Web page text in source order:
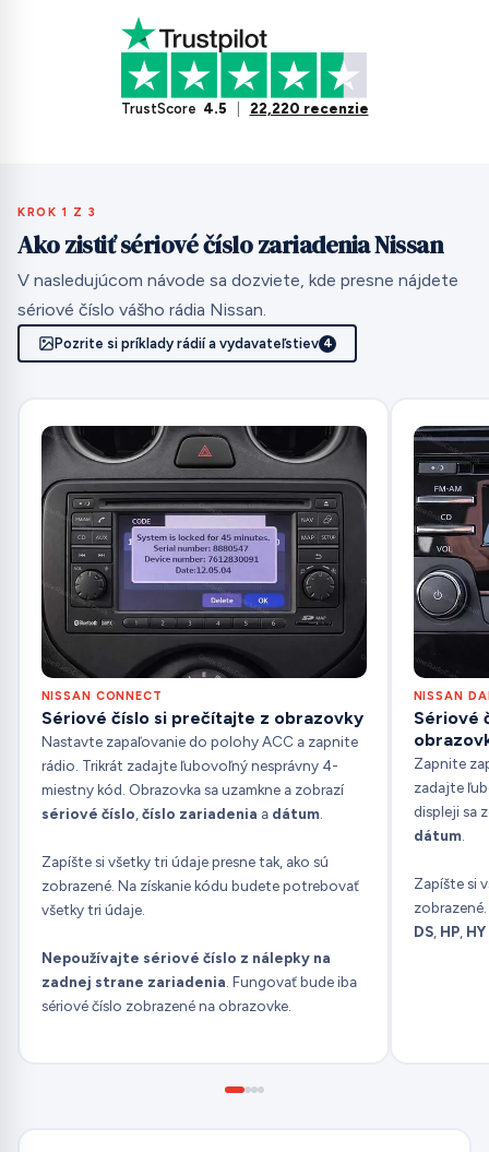
TrustScore 4.5 22,220 recenzie
KROK 1 Z 3
Ako zistiť sériové číslo zariadenia Nissan
V nasledujúcom návode sa dozviete, kde presne nájdete
sériové číslo vášho rádia Nissan.
Pozrite si príklady rádií a vydavateľstiev 4
NISSAN CONNECT
Sériové číslo si prečítajte z obrazovky
Nastavte zapaľovanie do polohy ACC a zapnite
rádio. Trikrát zadajte ľubovoľný nesprávny 4-
miestny kód. Obrazovka sa uzamkne a zobrazí
sériové číslo číslo zariadenia a dátum.
Zapíšte si všetky tri údaje presne tak, ako sú
zobrazené. Na získanie kódu budete potrebovať
všetky tri údaje.
Nepoužívajte sériové číslo z nálepky na
zadnej strane zariadenia . Fungovať bude iba
sériové číslo zobrazené na obrazovke.
NISSAN
Sériové
Zapnite
zadajte
displeji sa
dátum.
Zapíšte si
DS, HP, HY